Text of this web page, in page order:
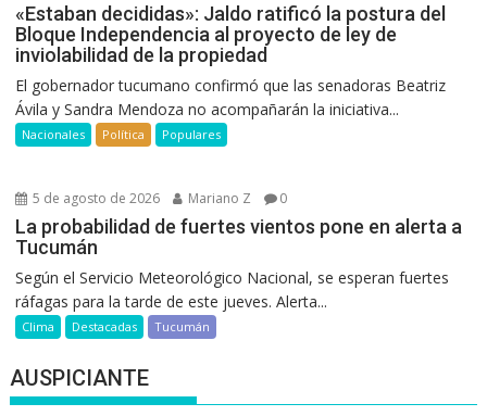
«Estaban decididas»: Jaldo ratificó la postura del
Bloque Independencia al proyecto de ley de
inviolabilidad de la propiedad
El gobernador tucumano confirmó que las senadoras Beatriz
Ávila y Sandra Mendoza no acompañarán la iniciativa...
Nacionales Política Populares
5 de agosto de 2026 Mariano Z 0
La probabilidad de fuertes vientos pone en alerta a
Tucumán
Según el Servicio Meteorológico Nacional, se esperan fuertes
ráfagas para la tarde de este jueves. Alerta...
Clima Destacadas Tucumán
AUSPICIANTE